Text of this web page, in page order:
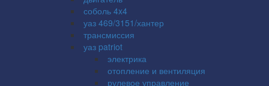
соболь 4x4
уаз 469/3151/хантер
трансмиссия
уаз patriot
электрика
отопление и вентиляция
рулевое управление